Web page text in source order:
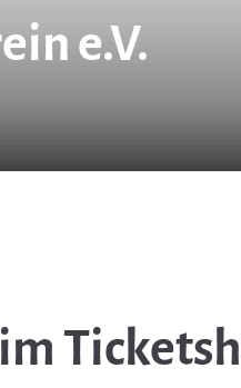
e.V.